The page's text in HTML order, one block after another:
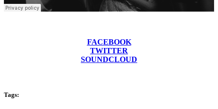
FACEBOOK
TWITTER
SOUNDCLOUD
Tags: